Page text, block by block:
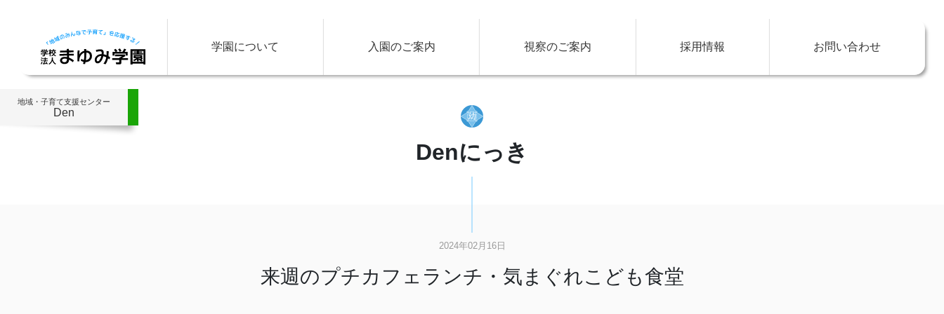
学園について 入園のご案内 視察のご案内 採用情報 お問い合わせ
地域・子育て支援センター
Den
Denにっき
2024年02月16日
来週のプチカフェランチ・気まぐれこども食堂